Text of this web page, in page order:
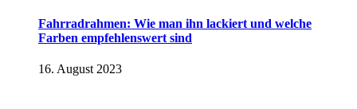
Fahrradrahmen: Wie man ihn lackiert und welche
Farben empfehlenswert sind
16. August 2023